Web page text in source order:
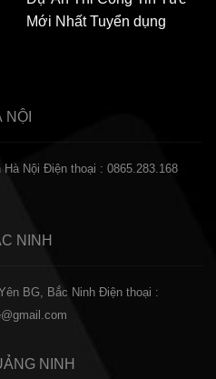
Mới Nhất Tuyển dụng
NỘI
Hà Nội Điện thoại : 0865.283.168
NINH
BG, Bắc Ninh Điện thoại :
NINH